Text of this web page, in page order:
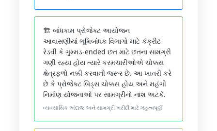
🏗️ બાંધકામ પ્રોજેક્ટ આયોજન
આવાસણીયાં ભૂમિબાંધક વિભાગો માટે કંક્રીટ
રેડવી કે ગુમ્મડ-ended છત માટે છતના સામગ્રી
ગણી રહ્યા હોય ત્યારે કરમચારીઓએ ચોક્કસ
ક્ષેત્રફળો નક્કી કરવાની જરૂર છે. આ ખાતરી કરે
છે કે પ્રોજેક્ટ બિડ્સ ચોક્કસ હોય અને મહંગી
નિર્માણ યોજનાઓ પર સામગ્રીનો નાશ અટકે.
વ્યવસાયિક અંદાજ અને સામગ્રી ખરીદી માટે મહત્વપૂર્ણ